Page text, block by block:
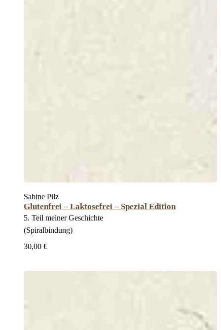
Sabine Pilz
Glutenfrei – Laktosefrei – Spezial Edition
5. Teil meiner Geschichte
(Spiralbindung)
30,00 €